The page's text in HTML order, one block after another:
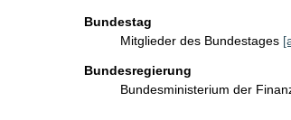
Bundestag
Mitglieder des Bundestages
Bundesregierung
Bundesministerium der